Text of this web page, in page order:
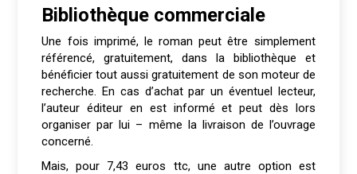
Bibliothèque commerciale
Une fois imprimé, le roman peut être simplement
référencé, gratuitement, dans la bibliothèque et
bénéficier tout aussi gratuitement de son moteur de
recherche. En cas d’achat par un éventuel lecteur,
l’auteur éditeur en est informé et peut dès lors
organiser par lui – même la livraison de l’ouvrage
concerné.
Mais, pour 7,43 euros ttc, une autre option est